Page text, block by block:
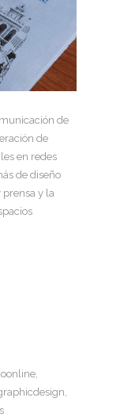
de
de
en redes
de diseño
prensa y la